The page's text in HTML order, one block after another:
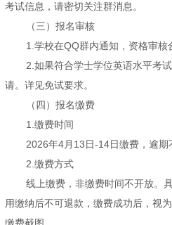
考试信息，请密切关注群消息。
（三）报名审核
1.学校在QQ群内通知，资格审核
2.如果符合学士学位英语水平考
请。详见免试要求。
（四）报名缴费
1.缴费时间
2026年4月13日-14日缴费，逾期
2.缴费方式
线上缴费，非缴费时间不开放。
用缴纳后不可退款，缴费成功后，视